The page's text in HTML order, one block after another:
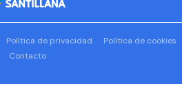
Política de privacidad
Política de cookies
Contacto